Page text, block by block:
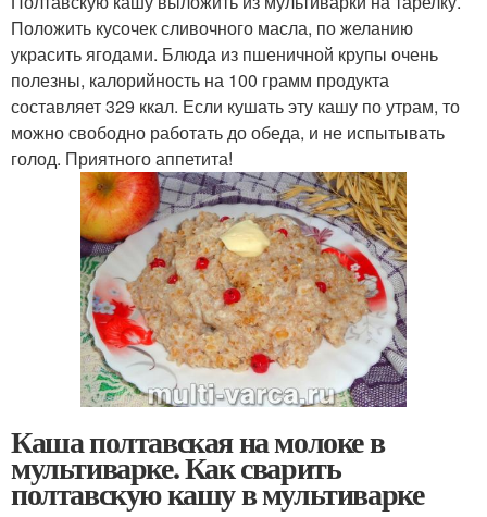
Положить кусочек сливочного масла, по желанию
украсить ягодами. Блюда из пшеничной крупы очень
полезны, калорийность на 100 грамм продукта
составляет 329 ккал. Если кушать эту кашу по утрам, то
можно свободно работать до обеда, и не испытывать
голод. Приятного аппетита!
Каша полтавская на молоке в
мультиварке. Как сварить
полтавскую кашу в мультиварке